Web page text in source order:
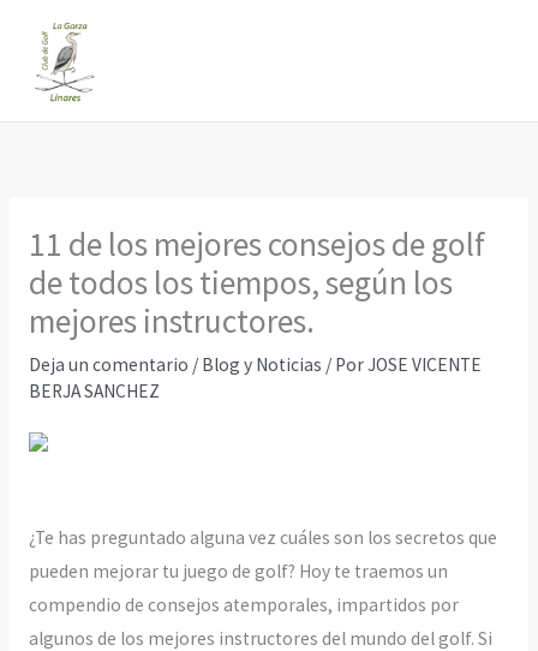
contenido
11 de los mejores consejos de golf
de todos los tiempos, según los
mejores instructores.
Deja un comentario / Blog y Noticias / PorJOSE VICENTE
BERJA SANCHEZ
¿Te has preguntado alguna vez cuáles son los secretos que
pueden mejorar tu juego de golf? Hoy te traemos un
compendio de consejos atemporales, impartidos por
algunos de los mejores instructores del mundo del golf. Si